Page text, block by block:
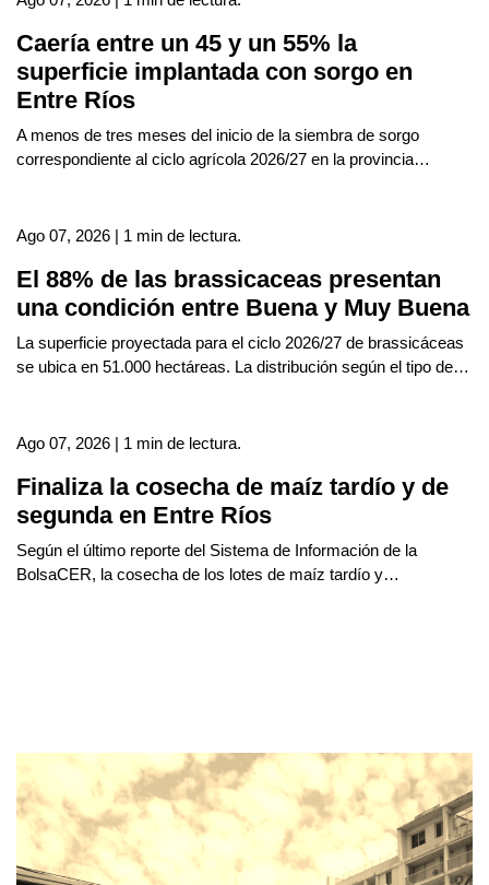
Caería entre un 45 y un 55% la
superficie implantada con sorgo en
Entre Ríos
A menos de tres meses del inicio de la siembra de sorgo
correspondiente al ciclo agrícola 2026/27 en la provincia…
Ago 07, 2026 | 1 min de lectura.
El 88% de las brassicaceas presentan
una condición entre Buena y Muy Buena
La superficie proyectada para el ciclo 2026/27 de brassicáceas
se ubica en 51.000 hectáreas. La distribución según el tipo de…
Ago 07, 2026 | 1 min de lectura.
Finaliza la cosecha de maíz tardío y de
segunda en Entre Ríos
Según el último reporte del Sistema de Información de la
BolsaCER, la cosecha de los lotes de maíz tardío y…